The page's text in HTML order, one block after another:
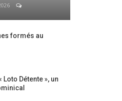
formés au
Loto Détente », un